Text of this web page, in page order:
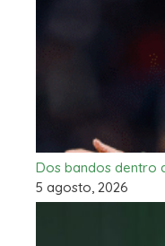
Dos bandos dentro
5 agosto, 2026